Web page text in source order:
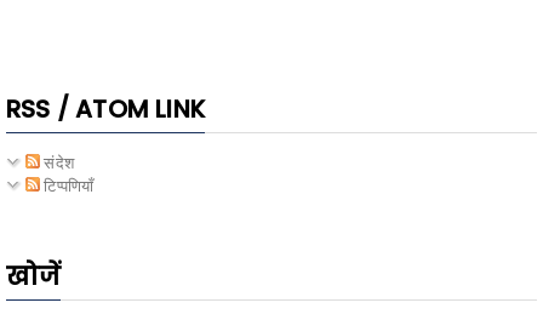
RSS / ATOM LINK
संदेश
टिप्पणियाँ
खोजें